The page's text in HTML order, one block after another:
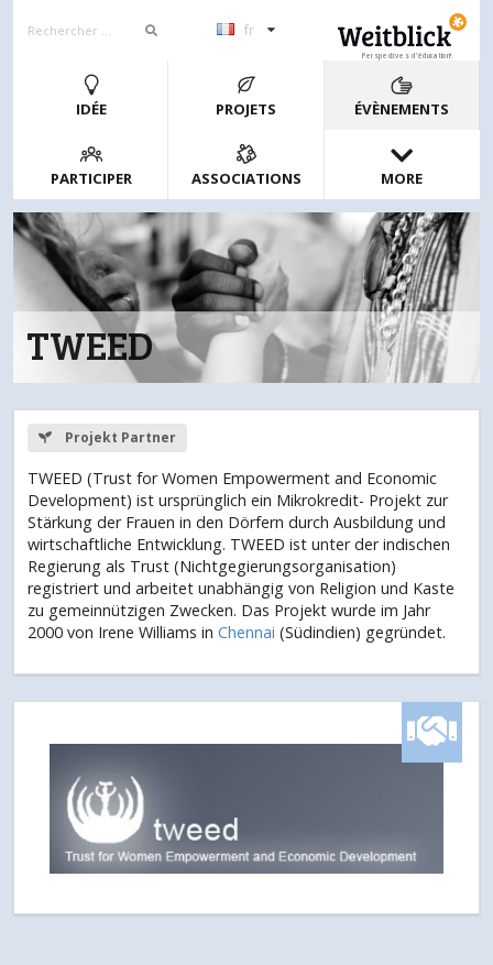
fr
Perspectives d’éducation!
IDÉE PROJETS ÉVÈNEMENTS
PARTICIPER ASSOCIATIONS MORE
TWEED
Projekt Partner
TWEED (Trust for Women Empowerment and Economic
Development) ist ursprünglich ein Mikrokredit- Projekt zur
Stärkung der Frauen in den Dörfern durch Ausbildung und
wirtschaftliche Entwicklung. TWEED ist unter der indischen
Regierung als Trust (Nichtgegierungsorganisation)
registriert und arbeitet unabhängig von Religion und Kaste
zu gemeinnützigen Zwecken. Das Projekt wurde im Jahr
2000 von Irene Williams in Chennai (Südindien) gegründet.